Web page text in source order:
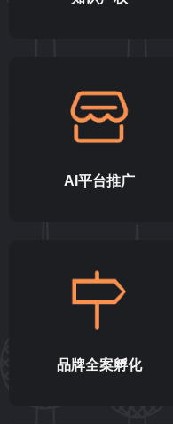
AI平台推广
品牌全案孵化